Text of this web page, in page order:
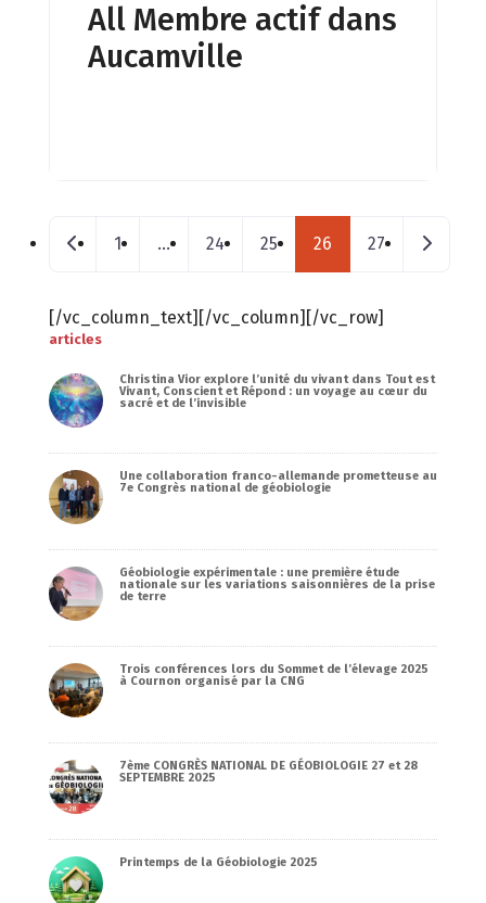
All Membre actif dans
Aucamville
Posts navigation
Nouveaux postes
1 … 24 25 26 27
[/vc_column_text][/vc_column][/vc_row]
articles
Christina Vior explore l’unité du vivant dans Tout est
Vivant, Conscient et Répond : un voyage au cœur du
sacré et de l’invisible
Une collaboration franco-allemande prometteuse au
7e Congrès national de géobiologie
Géobiologie expérimentale : une première étude
nationale sur les variations saisonnières de la prise
de terre
Trois conférences lors du Sommet de l’élevage 2025
à Cournon organisé par la CNG
7ème CONGRÈS NATIONAL DE GÉOBIOLOGIE 27 et 28
SEPTEMBRE 2025
Printemps de la Géobiologie 2025